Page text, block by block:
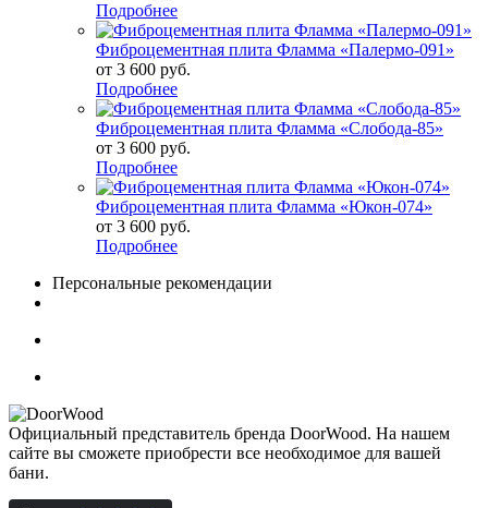
Подробнее
Фиброцементная плита Фламма «Палермо-091»
от 3 600 руб.
Подробнее
Фиброцементная плита Фламма «Слобода-85»
от 3 600 руб.
Подробнее
Фиброцементная плита Фламма «Юкон-074»
от 3 600 руб.
Подробнее
Персональные рекомендации
Официальный представитель бренда DoorWood. На нашем
сайте вы сможете приобрести все необходимое для вашей
бани.